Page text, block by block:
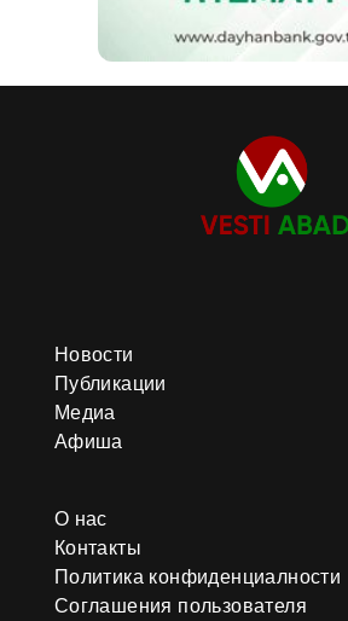
Новости
Публикации
Медиа
Афиша
О нас
Контакты
Политика конфиденциалности
Соглашения пользователя